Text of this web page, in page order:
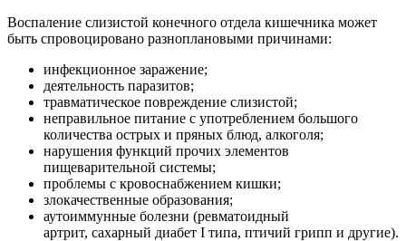
Воспаление слизистой конечного отдела кишечника может
быть спровоцировано разноплановыми причинами:
инфекционное заражение;
деятельность паразитов;
травматическое повреждение слизистой;
неправильное питание с употреблением большого
количества острых и пряных блюд, алкоголя;
нарушения функций прочих элементов
пищеварительной системы;
проблемы с кровоснабжением кишки;
злокачественные образования;
аутоиммунные болезни (ревматоидный
артрит, сахарный диабет I типа, птичий грипп и другие).